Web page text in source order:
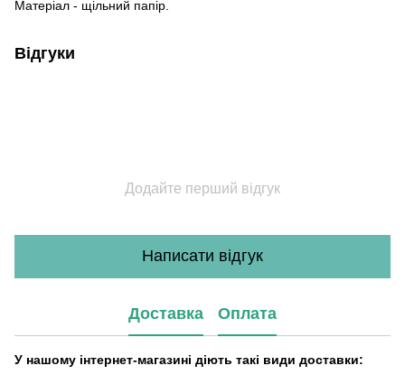
Матеріал - щільний папір.
Відгуки
Додайте перший відгук
Написати відгук
Доставка Оплата
У нашому інтернет-магазині діють такі види доставки: